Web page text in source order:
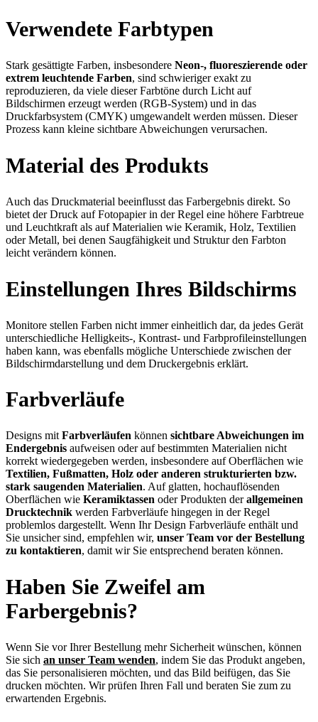
Verwendete Farbtypen
Stark gesättigte Farben, insbesondere Neon-, fluoreszierende oder
extrem leuchtende Farben, sind schwieriger exakt zu
reproduzieren, da viele dieser Farbtöne durch Licht auf
Bildschirmen erzeugt werden (RGB-System) und in das
Druckfarbsystem (CMYK) umgewandelt werden müssen. Dieser
Prozess kann kleine sichtbare Abweichungen verursachen.
Material des Produkts
Auch das Druckmaterial beeinflusst das Farbergebnis direkt. So
bietet der Druck auf Fotopapier in der Regel eine höhere Farbtreue
und Leuchtkraft als auf Materialien wie Keramik, Holz, Textilien
oder Metall, bei denen Saugfähigkeit und Struktur den Farbton
leicht verändern können.
Einstellungen Ihres Bildschirms
Monitore stellen Farben nicht immer einheitlich dar, da jedes Gerät
unterschiedliche Helligkeits-, Kontrast- und Farbprofileinstellungen
haben kann, was ebenfalls mögliche Unterschiede zwischen der
Bildschirmdarstellung und dem Druckergebnis erklärt.
Farbverläufe
Designs mit Farbverläufen können sichtbare Abweichungen im
Endergebnis aufweisen oder auf bestimmten Materialien nicht
korrekt wiedergegeben werden, insbesondere auf Oberflächen wie
Textilien, Fußmatten, Holz oder anderen strukturierten bzw.
stark saugenden Materialien. Auf glatten, hochauflösenden
Oberflächen wie Keramiktassen oder Produkten derallgemeinen
Drucktechnik werden Farbverläufe hingegen in der Regel
problemlos dargestellt. Wenn Ihr Design Farbverläufe enthält und
Sie unsicher sind, empfehlen wir, unser Team vor der Bestellung
zu kontaktieren, damit wir Sie entsprechend beraten können.
Haben Sie Zweifel am
Farbergebnis?
Wenn Sie vor Ihrer Bestellung mehr Sicherheit wünschen, können
Sie sich an unser Team wenden, indem Sie das Produkt angeben,
das Sie personalisieren möchten, und das Bild beifügen, das Sie
drucken möchten. Wir prüfen Ihren Fall und beraten Sie zum zu
erwartenden Ergebnis.